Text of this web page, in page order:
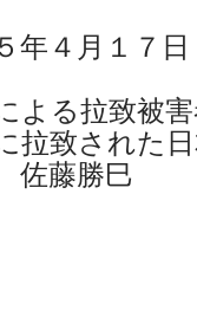
年４月１７日
よる拉致被
拉致された
佐藤勝巳